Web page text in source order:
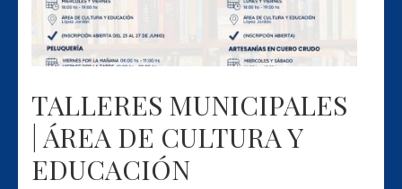
TALLERES MUNICIPALES
| ÁREA DE CULTURA Y
EDUCACIÓN